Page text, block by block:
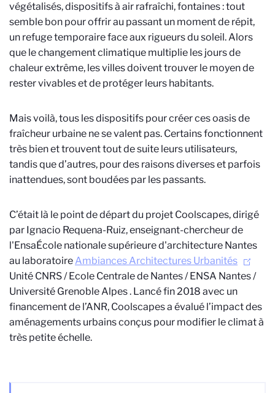
végétalisés, dispositifs à air rafraîchi, fontaines : tout
semble bon pour offrir au passant un moment de répit,
un refuge temporaire face aux rigueurs du soleil. Alors
que le changement climatique multiplie les jours de
chaleur extrême, les villes doivent trouver le moyen de
rester vivables et de protéger leurs habitants.
Mais voilà, tous les dispositifs pour créer ces oasis de
fraîcheur urbaine ne se valent pas. Certains fonctionnent
très bien et trouvent tout de suite leurs utilisateurs,
tandis que d’autres, pour des raisons diverses et parfois
inattendues, sont boudées par les passants.
C’était là le point de départ du projet Coolscapes, dirigé
par Ignacio Requena-Ruiz, enseignant-chercheur de
l'EnsaÉcole nationale supérieure d'architecture Nantes
au laboratoire Ambiances Architectures Urbanités
Unité CNRS / Ecole Centrale de Nantes / ENSA Nantes /
Université Grenoble Alpes. Lancé fin 2018 avec un
financement de l’ANR, Coolscapes a évalué l’impact des
aménagements urbains conçus pour modifier le climat à
très petite échelle.